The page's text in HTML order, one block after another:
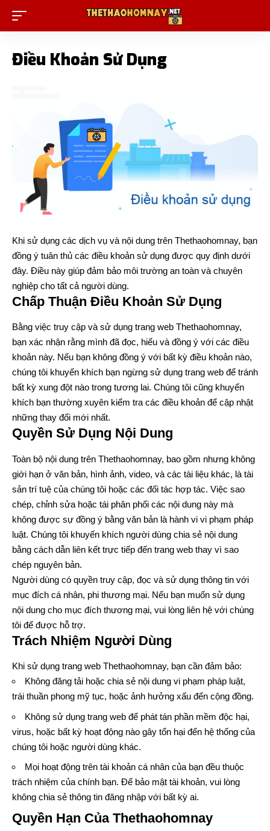
Điều Khoản Sử Dụng
Khi sử dụng các dịch vụ và nội dung trên Thethaohomnay, bạn
đồng ý tuân thủ các điều khoản sử dụng được quy định dưới
đây. Điều này giúp đảm bảo môi trường an toàn và chuyên
nghiệp cho tất cả người dùng.
Chấp Thuận Điều Khoản Sử Dụng
Bằng việc truy cập và sử dụng trang web Thethaohomnay,
bạn xác nhận rằng mình đã đọc, hiểu và đồng ý với các điều
khoản này. Nếu bạn không đồng ý với bất kỳ điều khoản nào,
chúng tôi khuyến khích bạn ngừng sử dụng trang web để tránh
bất kỳ xung đột nào trong tương lai. Chúng tôi cũng khuyến
khích bạn thường xuyên kiểm tra các điều khoản để cập nhật
những thay đổi mới nhất.
Quyền Sử Dụng Nội Dung
Toàn bộ nội dung trên Thethaohomnay, bao gồm nhưng không
giới hạn ở văn bản, hình ảnh, video, và các tài liệu khác, là tài
sản trí tuệ của chúng tôi hoặc các đối tác hợp tác. Việc sao
chép, chỉnh sửa hoặc tái phân phối các nội dung này mà
không được sự đồng ý bằng văn bản là hành vi vi phạm pháp
luật. Chúng tôi khuyến khích người dùng chia sẻ nội dung
bằng cách dẫn liên kết trực tiếp đến trang web thay vì sao
chép nguyên bản.
Người dùng có quyền truy cập, đọc và sử dụng thông tin với
mục đích cá nhân, phi thương mại. Nếu bạn muốn sử dụng
nội dung cho mục đích thương mại, vui lòng liên hệ với chúng
tôi để được hỗ trợ.
Trách Nhiệm Người Dùng
Khi sử dụng trang web Thethaohomnay, bạn cần đảm bảo:
Không đăng tải hoặc chia sẻ nội dung vi phạm pháp luật,
trái thuần phong mỹ tục, hoặc ảnh hưởng xấu đến cộng đồng.
Không sử dụng trang web để phát tán phần mềm độc hại,
virus, hoặc bất kỳ hoạt động nào gây tổn hại đến hệ thống của
chúng tôi hoặc người dùng khác.
Mọi hoạt động trên tài khoản cá nhân của bạn đều thuộc
trách nhiệm của chính bạn. Để bảo mật tài khoản, vui lòng
không chia sẻ thông tin đăng nhập với bất kỳ ai.
Quyền Hạn Của Thethaohomnay